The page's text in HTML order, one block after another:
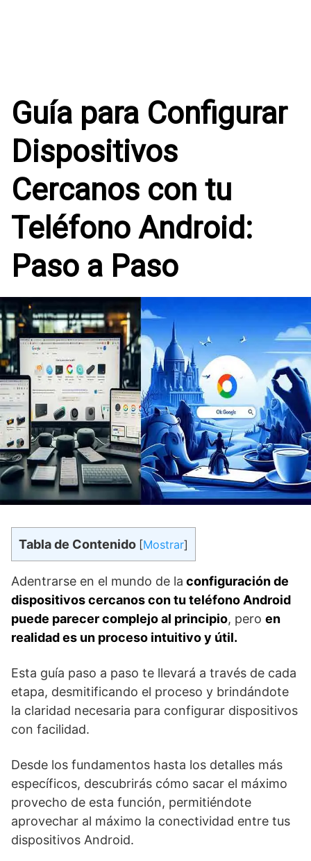
Guía para Configurar
Dispositivos
Cercanos con tu
Teléfono Android:
Paso a Paso
Tabla de Contenido [Mostrar]
Adentrarse en el mundo de la configuración de
dispositivos cercanos con tu teléfono Android
puede parecer complejo al principio, pero en
realidad es un proceso intuitivo y útil.
Esta guía paso a paso te llevará a través de cada
etapa, desmitificando el proceso y brindándote
la claridad necesaria para configurar dispositivos
con facilidad.
Desde los fundamentos hasta los detalles más
específicos, descubrirás cómo sacar el máximo
provecho de esta función, permitiéndote
aprovechar al máximo la conectividad entre tus
dispositivos Android.